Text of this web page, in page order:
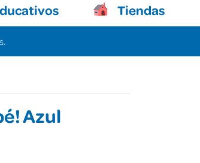
Tiendas
Azul